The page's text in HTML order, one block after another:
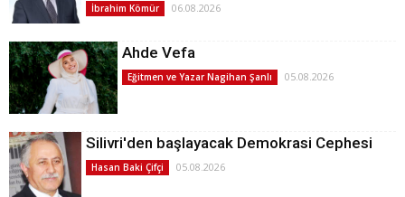
İbrahim Kömür 06.08.2026
Ahde Vefa
Eğitmen ve Yazar Nagihan Şanlı 05.08.2026
Silivri'den başlayacak Demokrasi Cephesi
Hasan Baki Çifçi 05.08.2026